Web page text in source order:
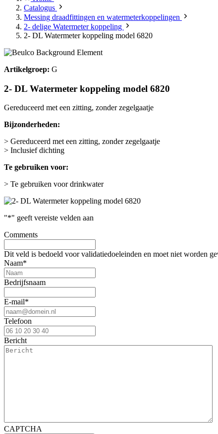
Catalogus
Messing draadfittingen en watermeterkoppelingen
2- delige Watermeter koppeling
2- DL Watermeter koppeling model 6820
Artikelgroep: G
2- DL Watermeter koppeling model 6820
Gereduceerd met een zitting, zonder zegelgaatje
Bijzonderheden:
> Gereduceerd met een zitting, zonder zegelgaatje
> Inclusief dichting
Te gebruiken voor:
> Te gebruiken voor drinkwater
"*" geeft vereiste velden aan
Comments
Dit veld is bedoeld voor validatiedoeleinden en moet niet worden
Naam*
Bedrijfsnaam
E-mail*
Telefoon
Bericht
CAPTCHA